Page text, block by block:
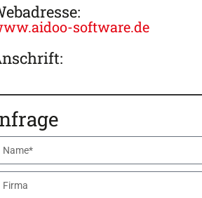
software.de